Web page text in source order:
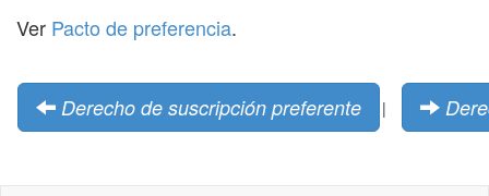
Ver Pacto de preferencia.
Derecho de suscripción preferente |